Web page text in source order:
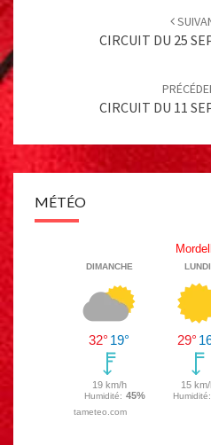
navigation
CIRCUIT DU 25
CIRCUIT DU 11
MÉTÉO